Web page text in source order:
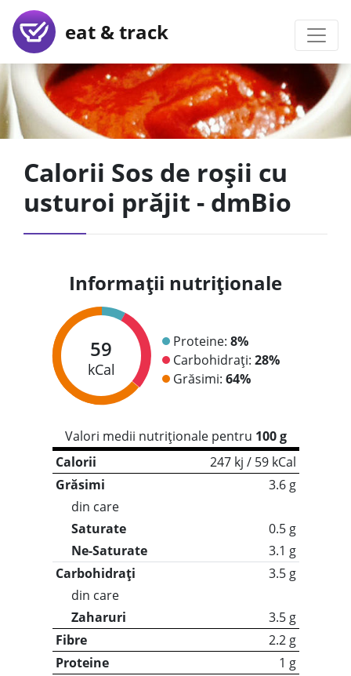
eat & track
Calorii Sos de roșii cu
usturoi prăjit - dmBio
Informații nutriționale
59
kCal
Proteine: 8%
Carbohidrați: 28%
Grăsimi: 64%
Valori medii nutriționale pentru 100 g
Calorii
247 kj / 59 kCal
Grăsimi
3.6 g
din care
Saturate
0.5 g
Ne-Saturate
3.1 g
Carbohidrați
3.5 g
din care
Zaharuri
3.5 g
Fibre
2.2 g
Proteine
1 g